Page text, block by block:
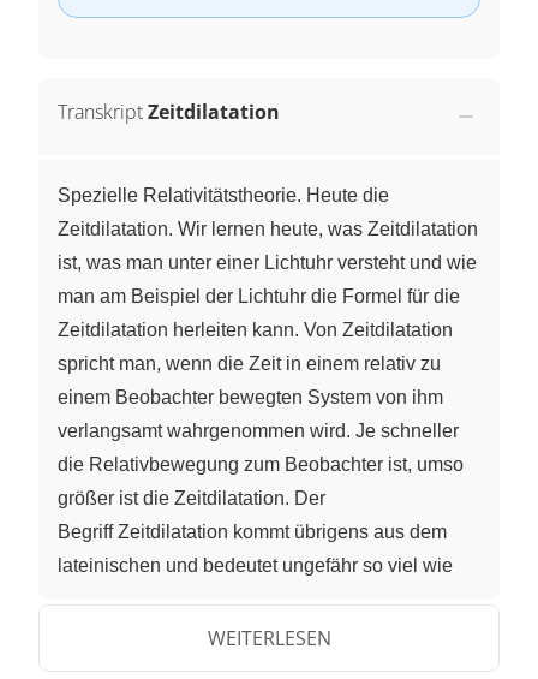
TranskriptZeitdilatation
Spezielle Relativitätstheorie. Heute die
Zeitdilatation. Wir lernen heute, was Zeitdilatation
ist, was man unter einer Lichtuhr versteht und wie
man am Beispiel der Lichtuhr die Formel für die
Zeitdilatation herleiten kann. Von Zeitdilatation
spricht man, wenn die Zeit in einem relativ zu
einem Beobachter bewegten System von ihm
verlangsamt wahrgenommen wird. Je schneller
die Relativbewegung zum Beobachter ist, umso
größer ist die Zeitdilatation. Der
Begriff Zeitdilatation kommt übrigens aus dem
lateinischen und bedeutet ungefähr so viel wie
Zeitdehnung. Wir wollen uns das Ganze natürlich
gleich an einem Beispiel ansehen. Aber bevor wir
das verstehen können, müssen wir erst noch mal
WEITERLESEN